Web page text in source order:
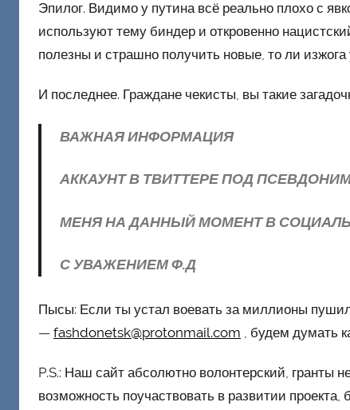
Эпилог. Видимо у путина всё реально плохо с
используют тему биндер и откровенно
полезны и страшно получить новые, то ли изжога
И последнее. Граждане чекисты, вы такие
ВАЖНАЯ ИНФОРМАЦИЯ
АККАУНТ В ТВИТТЕРЕ ПОД
МЕНЯ НА ДАННЫЙ МОМЕНТ В
С УВАЖЕНИЕМ Ф.Д
Пысы: Если ты устал воевать за миллионы
— fashdonetsk@protonmail.com , будем думать
P.S.: Наш сайт абсолютно волонтерский, гранты
возможность поучаствовать в развитии проекта,